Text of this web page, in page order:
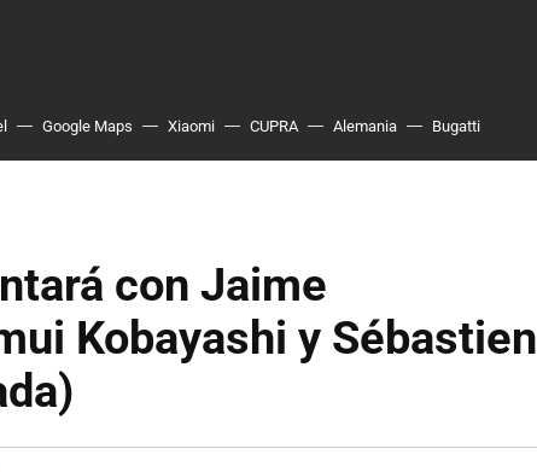
Google Maps Xiaomi CUPRA Alemania Bugatti
con Jaime
Kobayashi y Sébastien